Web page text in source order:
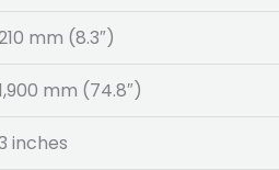
mm (8.3″)
mm (74.8″)
inches